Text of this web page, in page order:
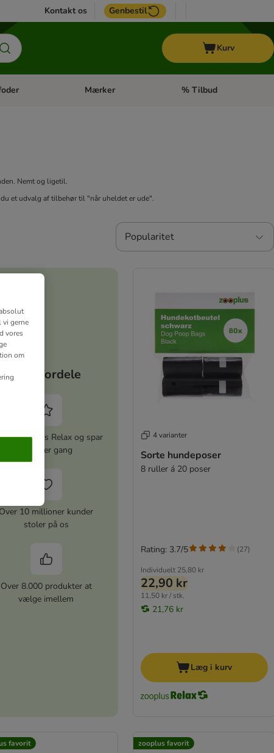
Kontakt os Genbestil
Kurv
menu: Hest Åben kategori menu: Diætfoder
Mærker Åben kategori menu:
% Tilbud
Nemt og ligetil.
et udvalg af tilbehør til "når uheldet er ude".
Popularitet
Dine fordele
zooplus Relax og spar
5% hver gang
Over 10 millioner kunder
stoler på os
Over 8.000 produkter at
vælge imellem
4 varianter
Sorte hundeposer
8 ruller á 20 poser
Individuelt 25,80 kr
22,90 kr
11,50 kr / stk.
21,76 kr
Rating: 3.7/5 (27)
Læg i kurv
favorit zooplus favorit
vi gerne
vores
om